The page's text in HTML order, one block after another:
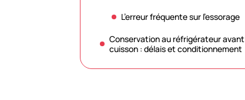
L’erreur fréquente sur l’essorage
Conservation au réfrigérateur avant
cuisson : délais et conditionnement